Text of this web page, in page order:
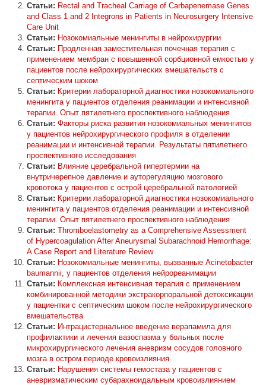
Статьи: Rectal and Tracheal Carriage of Carbapenemase Genes
and Class 1 and 2 Integrons in Patients in Neurosurgery Intensive
Care Unit
Статьи: Нозокомиальные менингиты в нейрохирургии
Статьи: Продленная заместительная почечная терапия с
применением мембран с повышенной сорбционной емкостью у
пациентов после нейрохирургических вмешательств с
септическим шоком
Статьи: Критерии лабораторной диагностики нозокомиального
менингита у пациентов отделения реанимации и интенсивной
терапии. Опыт пятилетнего проспективного наблюдения
Статьи: Факторы риска развития нозокомиальных менингитов
у пациентов нейрохирургического профиля в отделении
реанимации и интенсивной терапии. Результаты пятилетнего
проспективного исследования
Статьи: Влияние церебральной гипертермии на
внутричерепное давление и ауторегуляцию мозгового
кровотока у пациентов с острой церебральной патологией
Статьи: Критерии лабораторной диагностики нозокомиального
менингита у пациентов отделения реанимации и интенсивной
терапии. Опыт пятилетнего проспективного наблюдения
Статьи: Thromboelastometry as a Comprehensive Assessment
of Hypercoagulation After Aneurysmal Subarachnoid Hemorrhage:
A Case Report and Literature Review
Статьи: Нозокомиальные менингиты, вызванные Acinetobacter
baumannii, у пациентов отделения нейрореанимации
Статьи: Комплексная интенсивная терапия с применением
комбинированной методики экстракорпоральной детоксикации
у пациентки с септическим шоком после нейрохирургического
вмешательства
Статьи: Интрацистернальное введение верапамила для
профилактики и лечения вазоспазма у больных после
микрохирургического лечения аневризм сосудов головного
мозга в остром периоде кровоизлияния
Статьи: Нарушения системы гемостаза у пациентов с
аневризматическим субарахноидальным кровоизлиянием